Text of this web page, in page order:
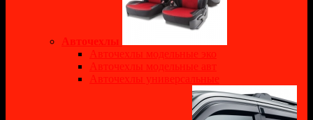
Авточехлы
Авточехлы модельные эко
Авточехлы модельные авт
Авточехлы универсальные